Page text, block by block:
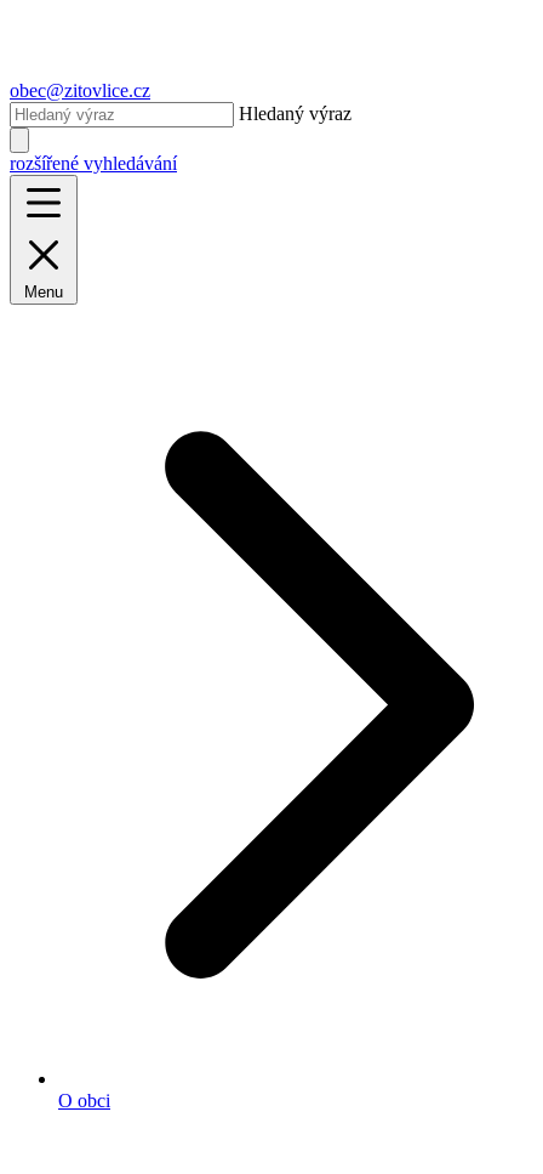
obec@zitovlice.cz
Hledaný výraz
rozšířené vyhledávání
Menu
O obci